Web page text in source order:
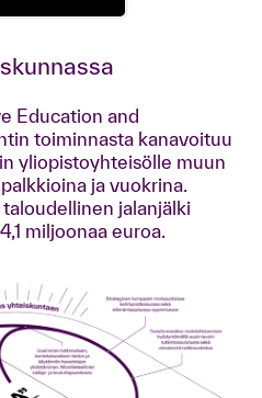
Education and
toiminnasta kanavoituu
yliopistoyhteisölle muun
ja vuokrina.
jalanjälki
miljoonaa euroa.